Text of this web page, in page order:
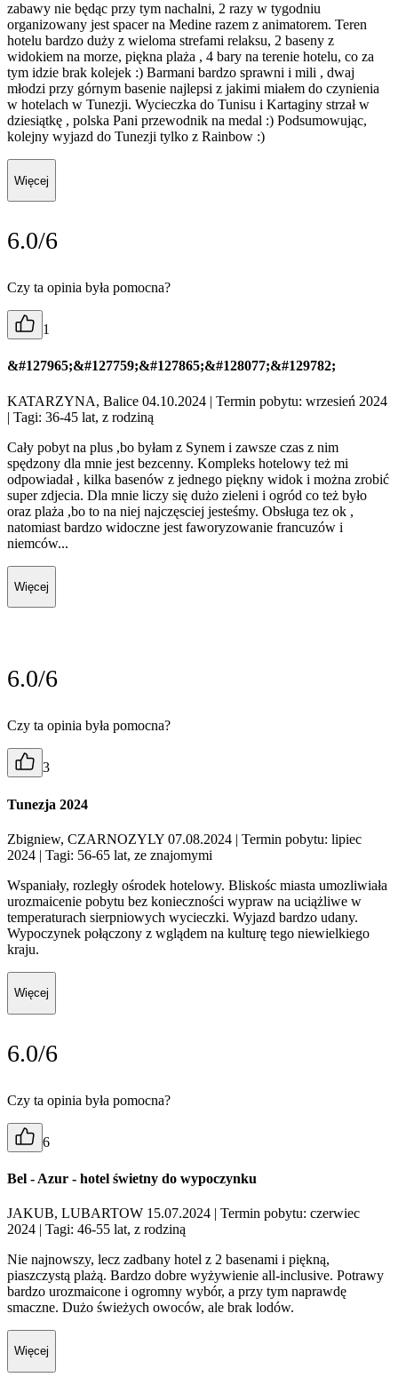
zabawy nie będąc przy tym nachalni, 2 razy w tygodniu
organizowany jest spacer na Medine razem z animatorem. Teren
hotelu bardzo duży z wieloma strefami relaksu, 2 baseny z
widokiem na morze, piękna plaża , 4 bary na terenie hotelu, co za
tym idzie brak kolejek :) Barmani bardzo sprawni i mili , dwaj
młodzi przy górnym basenie najlepsi z jakimi miałem do czynienia
w hotelach w Tunezji. Wycieczka do Tunisu i Kartaginy strzał w
dziesiątkę , polska Pani przewodnik na medal :) Podsumowując,
kolejny wyjazd do Tunezji tylko z Rainbow :)
Więcej
6.0/6
Czy ta opinia była pomocna?
1
&#127965;&#127759;&#127865;&#128077;&#129782;
KATARZYNA, Balice 04.10.2024 | Termin pobytu: wrzesień 2024
| Tagi: 36-45 lat, z rodziną
Cały pobyt na plus ,bo byłam z Synem i zawsze czas z nim
spędzony dla mnie jest bezcenny. Kompleks hotelowy też mi
odpowiadał , kilka basenów z jednego piękny widok i można zrobić
super zdjecia. Dla mnie liczy się dużo zieleni i ogród co też było
oraz plaża ,bo to na niej najczęsciej jesteśmy. Obsługa tez ok ,
natomiast bardzo widoczne jest faworyzowanie francuzów i
niemców...
Więcej
6.0/6
Czy ta opinia była pomocna?
3
Tunezja 2024
Zbigniew, CZARNOZYLY 07.08.2024 | Termin pobytu: lipiec
2024 | Tagi: 56-65 lat, ze znajomymi
Wspaniały, rozległy ośrodek hotelowy. Bliskośc miasta umozliwiała
urozmaicenie pobytu bez konieczności wypraw na uciążliwe w
temperaturach sierpniowych wycieczki. Wyjazd bardzo udany.
Wypoczynek połączony z wglądem na kulturę tego niewielkiego
kraju.
Więcej
6.0/6
Czy ta opinia była pomocna?
6
Bel - Azur - hotel świetny do wypoczynku
JAKUB, LUBARTOW 15.07.2024 | Termin pobytu: czerwiec
2024 | Tagi: 46-55 lat, z rodziną
Nie najnowszy, lecz zadbany hotel z 2 basenami i piękną,
piaszczystą plażą. Bardzo dobre wyżywienie all-inclusive. Potrawy
bardzo urozmaicone i ogromny wybór, a przy tym naprawdę
smaczne. Dużo świeżych owoców, ale brak lodów.
Więcej